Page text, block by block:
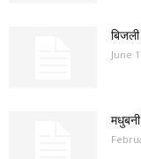
June